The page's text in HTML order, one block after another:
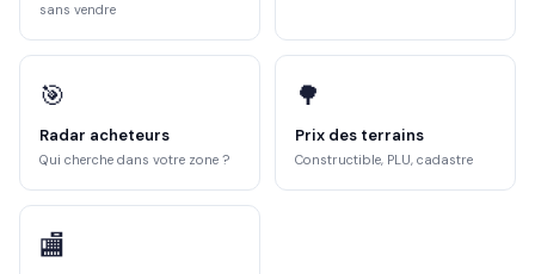
sans vendre
🎯
Radar acheteurs
Qui cherche dans votre zone ?
🌳
Prix des terrains
Constructible, PLU, cadastre
🏬